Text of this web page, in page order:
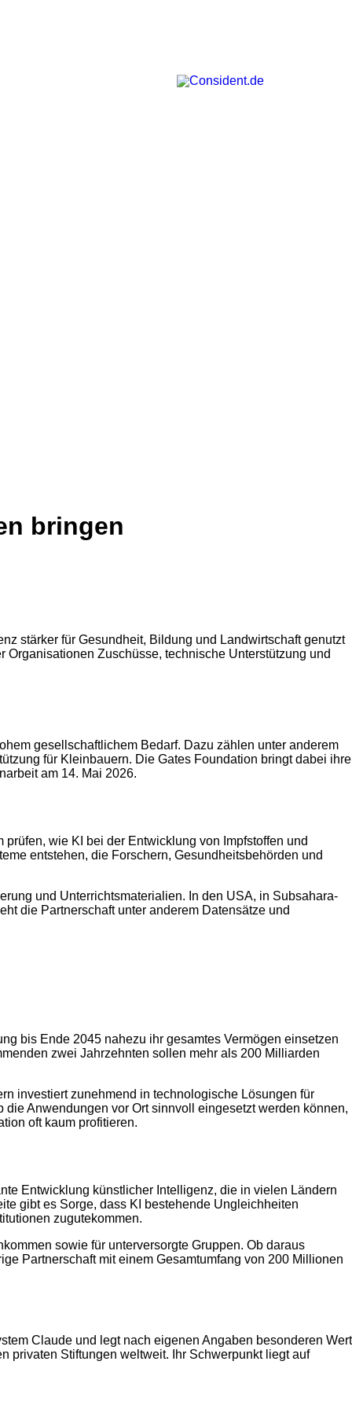
bringen
stärker für Gesundheit, Bildung und Landwirtschaft genutzt
Zuschüsse, technische Unterstützung und
gesellschaftlichem Bedarf. Dazu zählen unter anderem
für Kleinbauern. Die Gates Foundation bringt dabei ihre
am 14. Mai 2026.
wie KI bei der Entwicklung von Impfstoffen und
entstehen, die Forschern, Gesundheitsbehörden und
und Unterrichtsmaterialien. In den USA, in Subsahara-
die Partnerschaft unter anderem Datensätze und
bis Ende 2045 nahezu ihr gesamtes Vermögen einsetzen
zwei Jahrzehnten sollen mehr als 200 Milliarden
investiert zunehmend in technologische Lösungen für
Anwendungen vor Ort sinnvoll eingesetzt werden können,
oft kaum profitieren.
Entwicklung künstlicher Intelligenz, die in vielen Ländern
gibt es Sorge, dass KI bestehende Ungleichheiten
zugutekommen.
sowie für unterversorgte Gruppen. Ob daraus
Partnerschaft mit einem Gesamtumfang von 200 Millionen
Claude und legt nach eigenen Angaben besonderen Wert
privaten Stiftungen weltweit. Ihr Schwerpunkt liegt auf